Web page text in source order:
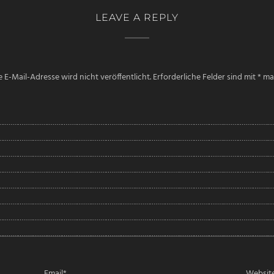
LEAVE A REPLY
E-Mail-Adresse wird nicht veröffentlicht.Erforderliche Felder sind mit*